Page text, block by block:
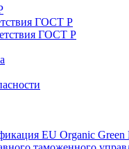
ГОСТ Р
ГОСТ Р
EU Organic Green